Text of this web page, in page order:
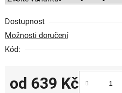
Dostupnost
Možnosti doručení
Kód:
od 639 Kč